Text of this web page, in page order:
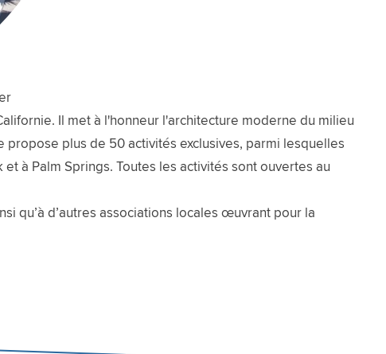
Il met à l'honneur l'architecture moderne du milieu
plus de 50 activités exclusives, parmi lesquelles
à Palm Springs. Toutes les activités sont ouvertes au
qu’à d’autres associations locales œuvrant pour la